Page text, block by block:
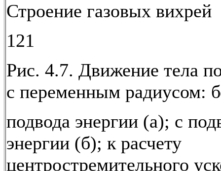
Строение газовых вихрей
121
Рис. 4.7. Движение тела
с переменным радиусом:
подвода энергии (а); с
энергии (б); к расчету
центростремительного